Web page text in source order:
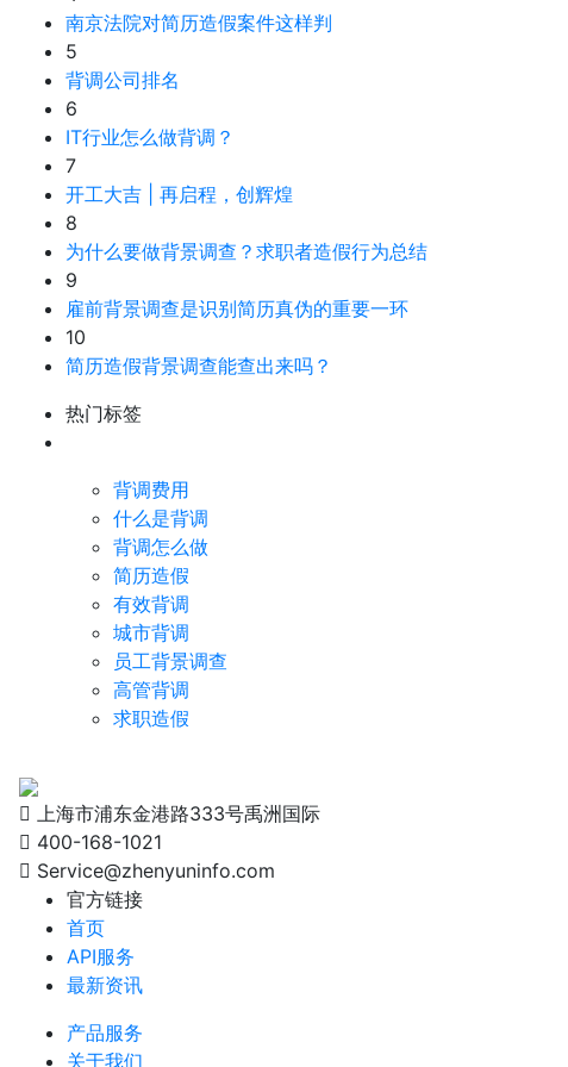
南京法院对简历造假案件这样判
5
背调公司排名
6
IT行业怎么做背调？
7
开工大吉 | 再启程，创辉煌
8
为什么要做背景调查？求职者造假行为总结
9
雇前背景调查是识别简历真伪的重要一环
10
简历造假背景调查能查出来吗？
热门标签
背调费用
什么是背调
背调怎么做
简历造假
有效背调
城市背调
员工背景调查
高管背调
求职造假
上海市浦东金港路333号禹洲国际
400-168-1021
Service@zhenyuninfo.com
官方链接
首页
API服务
最新资讯
产品服务
关于我们